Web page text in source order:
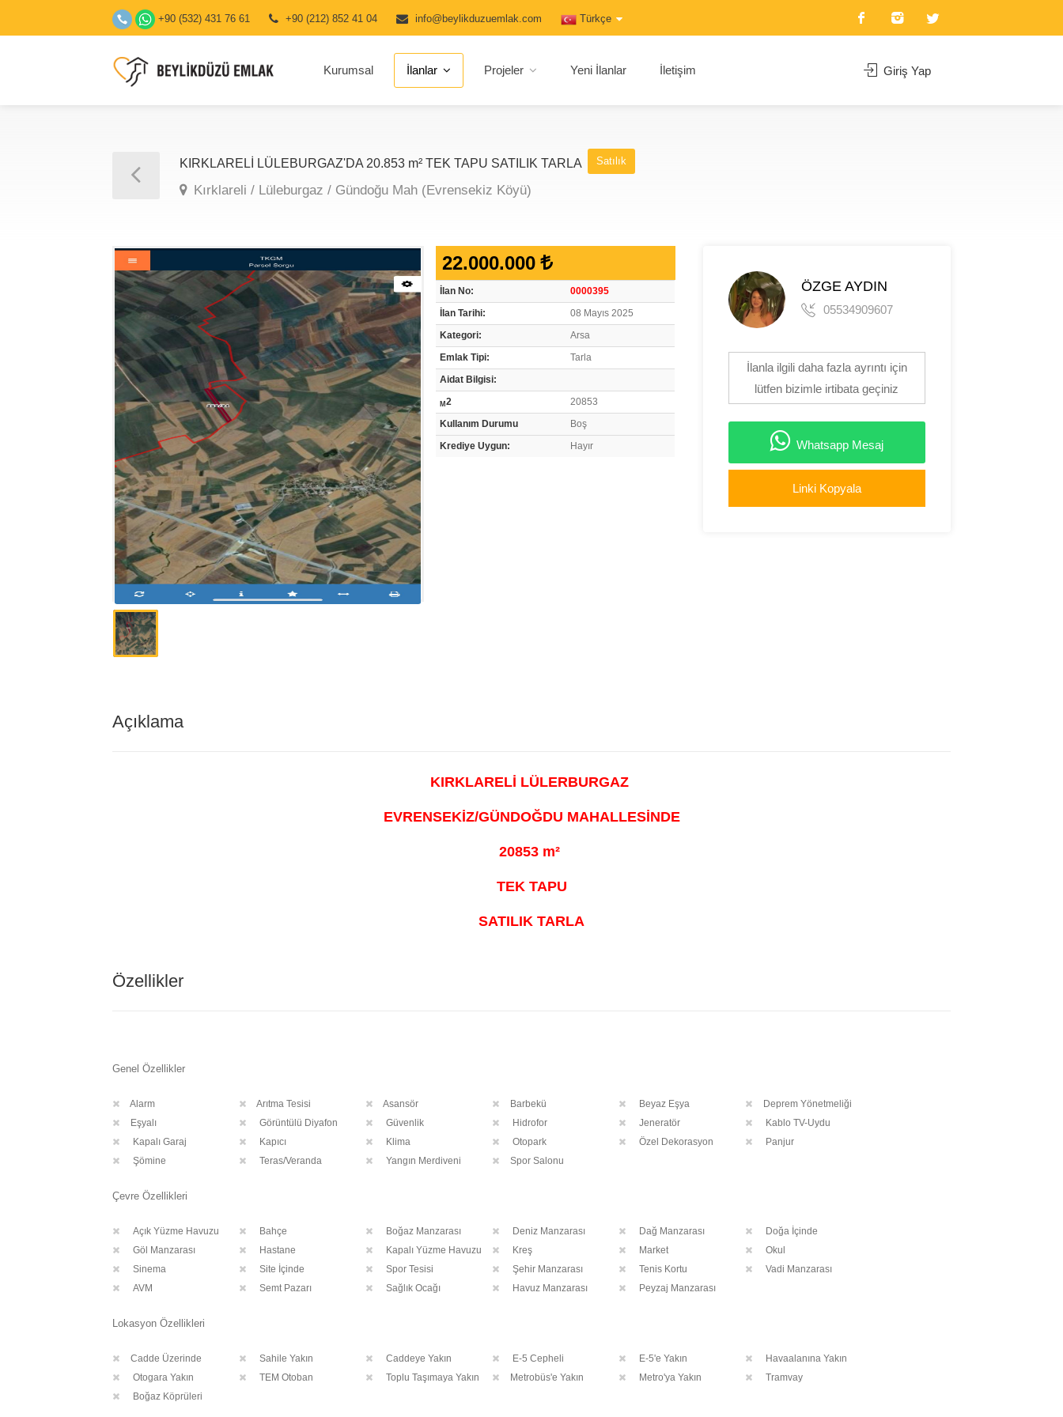
+90 (532) 431 76 61 +90 (212) 852 41 04 info@beylikduzuemlak.com Türkçe
Kurumsal İlanlar Projeler Yeni İlanlar İletişim Giriş Yap
KIRKLARELİ LÜLEBURGAZ'DA 20.853 m² TEK TAPU SATILIK TARLA Satılık
Kırklareli / Lüleburgaz / Gündoğu Mah (Evrensekiz Köyü)
22.000.000
İlan No:
0000395
İlan Tarihi:
08 Mayıs 2025
Kategori:
Arsa
Emlak Tipi:
Tarla
Aidat Bilgisi:
M 2
20853
Kullanım Durumu
Boş
Krediye Uygun:
Hayır
ÖZGE AYDIN
05534909607
İlanla ilgili daha fazla ayrıntı için
lütfen bizimle irtibata geçiniz
Whatsapp Mesaj
Linki Kopyala
Açıklama
KIRKLARELİ LÜLERBURGAZ
EVRENSEKİZ/GÜNDOĞDU MAHALLESİNDE
20853 m²
TEK TAPU
SATILIK TARLA
Özellikler
Genel Özellikler
Alarm Arıtma Tesisi Asansör Barbekü Beyaz Eşya
Deprem Yönetmeliği
Eşyalı
Görüntülü Diyafon Güvenlik Hidrofor Jeneratör
Kablo TV-Uydu
Kapalı Garaj
Kapıcı Klima Otopark Özel Dekorasyon
Panjur
Şömine
Teras/Veranda Yangın Merdiveni Spor Salonu
Çevre Özellikleri
Açık Yüzme Havuzu Bahçe Boğaz Manzarası Deniz Manzarası Dağ Manzarası
Doğa İçinde
Göl Manzarası
Hastane Kapalı Yüzme Havuzu Kreş Market
Okul
Sinema
Site İçinde Spor Tesisi Şehir Manzarası Tenis Kortu
Vadi Manzarası
AVM
Semt Pazarı Sağlık Ocağı Havuz Manzarası Peyzaj Manzarası
Lokasyon Özellikleri
Cadde Üzerinde Sahile Yakın Caddeye Yakın E-5 Cepheli E-5'e Yakın
Havaalanına Yakın
Otogara Yakın
TEM Otoban Toplu Taşımaya Yakın Metrobüs'e Yakın Metro'ya Yakın
Tramvay
Boğaz Köprüleri